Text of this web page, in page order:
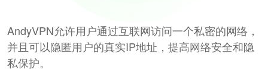
AndyVPN允许用户通过互联网访问一个私密的网络，
并且可以隐匿用户的真实IP地址，提高网络安全和隐
私保护。